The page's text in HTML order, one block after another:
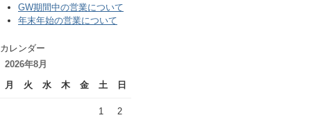
GW期間中の営業について
年末年始の営業について
カレンダー
2026年8月
月
火 水 木 金 土 日
1 2